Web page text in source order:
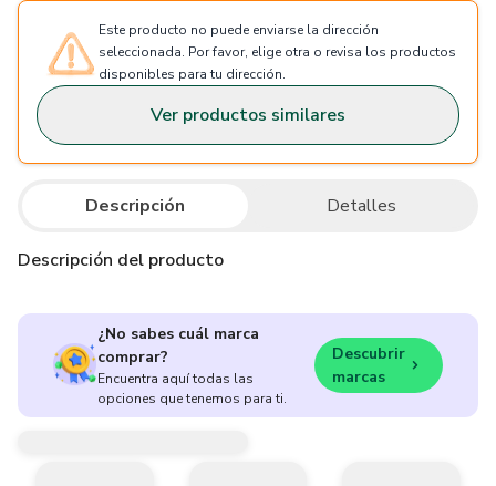
Este producto no puede enviarse la dirección
seleccionada. Por favor, elige otra o revisa los productos
disponibles para tu dirección.
Ver productos similares
Descripción Detalles
Descripción del producto
¿No sabes cuál marca
comprar?
Encuentra aquí todas las
opciones que tenemos para ti.
Descubrir
marcas